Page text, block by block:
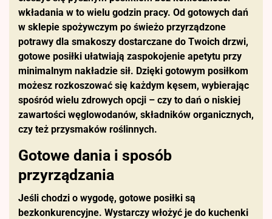
wkładania w to wielu godzin pracy. Od gotowych dań
w sklepie spożywczym po świeżo przyrządzone
potrawy dla smakoszy dostarczane do Twoich drzwi,
gotowe posiłki ułatwiają zaspokojenie apetytu przy
minimalnym nakładzie sił. Dzięki gotowym posiłkom
możesz rozkoszować się każdym kęsem, wybierając
spośród wielu zdrowych opcji – czy to dań o niskiej
zawartości węglowodanów, składników organicznych,
czy też przysmaków roślinnych.
Gotowe dania i sposób
przyrządzania
Jeśli chodzi o wygodę, gotowe posiłki są
bezkonkurencyjne. Wystarczy włożyć je do kuchenki